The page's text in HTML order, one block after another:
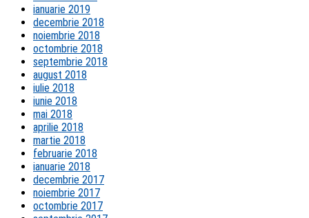
ianuarie 2019
decembrie 2018
noiembrie 2018
octombrie 2018
septembrie 2018
august 2018
iulie 2018
iunie 2018
mai 2018
aprilie 2018
martie 2018
februarie 2018
ianuarie 2018
decembrie 2017
noiembrie 2017
octombrie 2017